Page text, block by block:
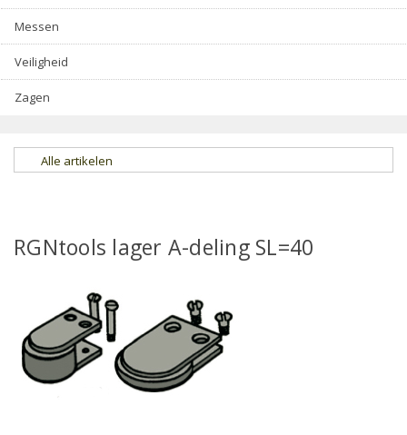
Messen
Veiligheid
Zagen
Alle artikelen
RGNtools lager A-deling SL=40